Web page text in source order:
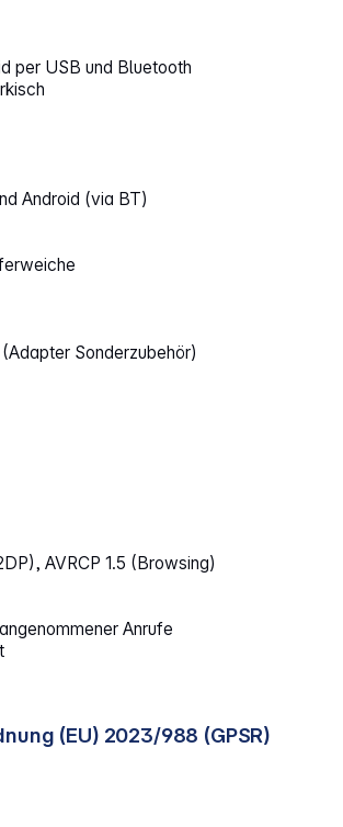
per USB und Bluetooth
Android (via BT)
Sonderzubehör)
AVRCP 1.5 (Browsing)
Anrufe
(EU) 2023/988 (GPSR)